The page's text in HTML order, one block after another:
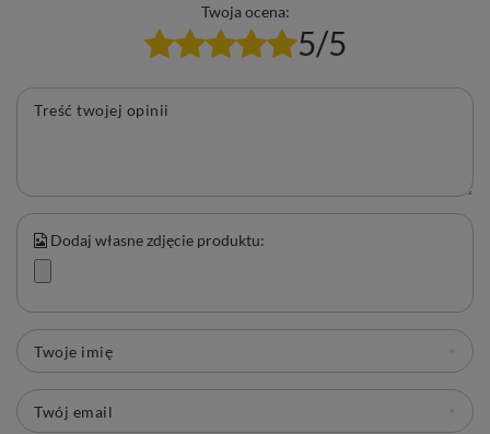
Twoja ocena:
5/5
Treść twojej opinii
Dodaj własne zdjęcie produktu:
Twoje imię
Twój email